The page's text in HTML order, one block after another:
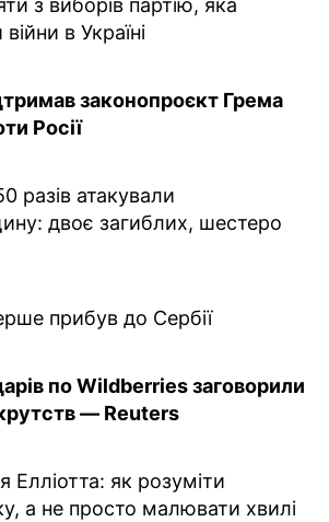
з виборів партію, яка
в Україні
законопроєкт Грема
Росії
разів атакували
двоє загиблих, шестеро
прибув до Сербії
по Wildberries заговорили
— Reuters
Елліотта: як розуміти
а не просто малювати хвилі